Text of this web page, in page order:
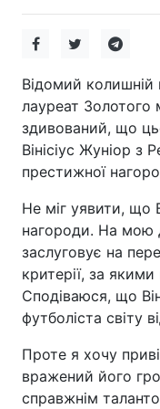
Відомий колишній
лауреат Золотого
здивований, що
Вінісіус Жуніор з
престижної
Не міг уявити, що
нагороди. На мою
заслуговує на
критерії, за
Сподіваюся, що
футболіста світу
Проте я хочу
вражений його
справжнім